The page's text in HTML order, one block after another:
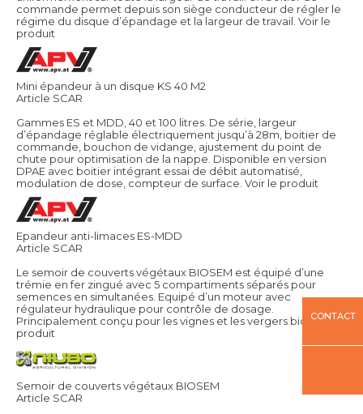
commande permet depuis son siège conducteur de régler le
régime du disque d’épandage et la largeur de travail. Voir le
produit
Mini épandeur à un disque KS 40 M2
Article SCAR
Gammes ES et MDD, 40 et 100 litres. De série, largeur
d’épandage réglable électriquement jusqu’à 28m, boitier de
commande, bouchon de vidange, ajustement du point de
chute pour optimisation de la nappe. Disponible en version
DPAE avec boitier intégrant essai de débit automatisé,
modulation de dose, compteur de surface. Voir le produit
Epandeur anti-limaces ES-MDD
Article SCAR
Le semoir de couverts végétaux BIOSEM est équipé d’une
trémie en fer zingué avec 5 compartiments séparés pour
semences en simultanées. Equipé d’un moteur avec
régulateur hydraulique pour contrôle de dosage.
Principalement conçu pour les vignes et les vergers bio.
Voir le
produit
Semoir de couverts végétaux BIOSEM
Article SCAR
CONTACT